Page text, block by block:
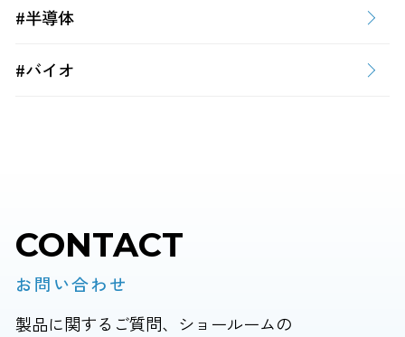
#半導体
#バイオ
CONTACT
お問い合わせ
製品に関するご質問、ショールームの